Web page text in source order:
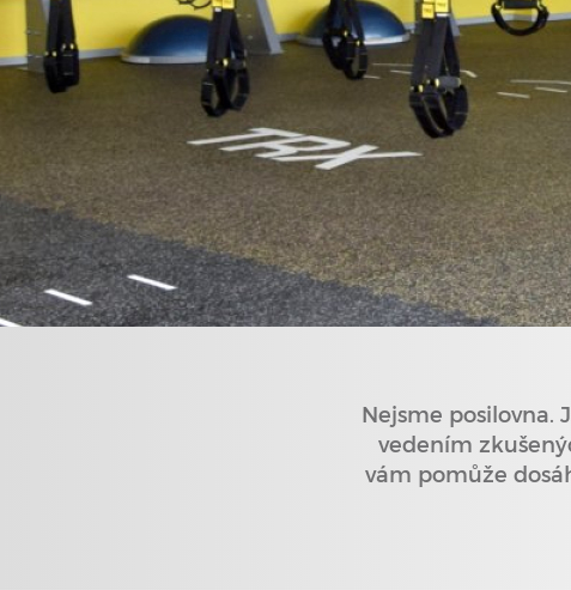
Nejsme posilovna.
vedením
vám pomůže